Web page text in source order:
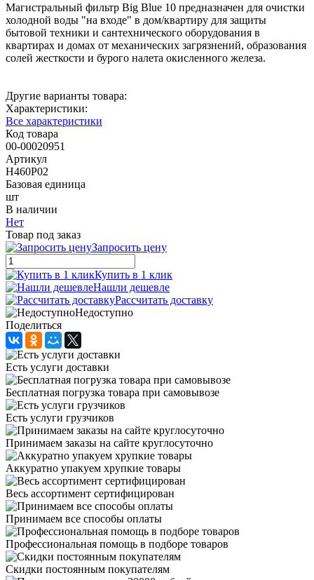
Магистральный фильтр Big Blue 10 предназначен для очистки
холодной воды "на входе" в дом/квартиру для защиты
бытовой техники и сантехнического оборудования в
квартирах и домах от механических загрязнений, образования
солей жесткости и бурого налета окисленного железа.
Другие варианты товара:
Характеристики:
Все характеристики
Код товара
00-00020951
Артикул
Н460Р02
Базовая единица
шт
В наличии
Нет
Товар под заказ
Запросить цену
Купить в 1 клик
Нашли дешевле
Рассчитать доставку
Недоступно
Поделиться
Есть услуги доставки
Бесплатная погрузка товара при самовывозе
Есть услуги грузчиков
Принимаем заказы на сайте круглосуточно
Аккуратно упакуем хрупкие товары
Весь ассортимент сертифицирован
Принимаем все способы оплаты
Профессиональная помощь в подборе товаров
Скидки постоянным покупателям